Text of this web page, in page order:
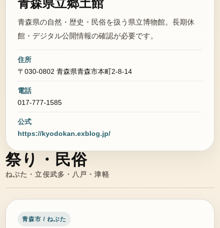
青森県立郷土館
青森県の自然・歴史・民俗を扱う県立博物館。長期休
館・デジタル公開情報の確認が必要です。
住所
〒030-0802 青森県青森市本町2-8-14
電話
017-777-1585
公式
https://kyodokan.exblog.jp/
祭り・民俗
ねぶた・立佞武多・八戸・津軽
青森市 / ねぶた